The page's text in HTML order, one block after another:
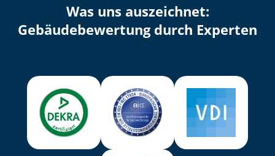
Was uns auszeichnet:
Ge­bäu­de­be­wer­tung durch Experten